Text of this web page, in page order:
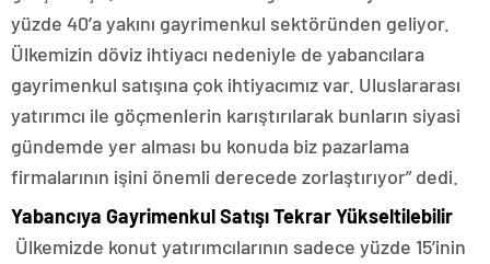
yüzde 40’a yakını gayrimenkul sektöründen geliyor.
Ülkemizin döviz ihtiyacı nedeniyle de yabancılara
gayrimenkul satışına çok ihtiyacımız var. Uluslararası
yatırımcı ile göçmenlerin karıştırılarak bunların siyasi
gündemde yer alması bu konuda biz pazarlama
firmalarının işini önemli derecede zorlaştırıyor” dedi.
Yabancıya Gayrimenkul Satışı Tekrar Yükseltilebilir
Ülkemizde konut yatırımcılarının sadece yüzde 15’inin